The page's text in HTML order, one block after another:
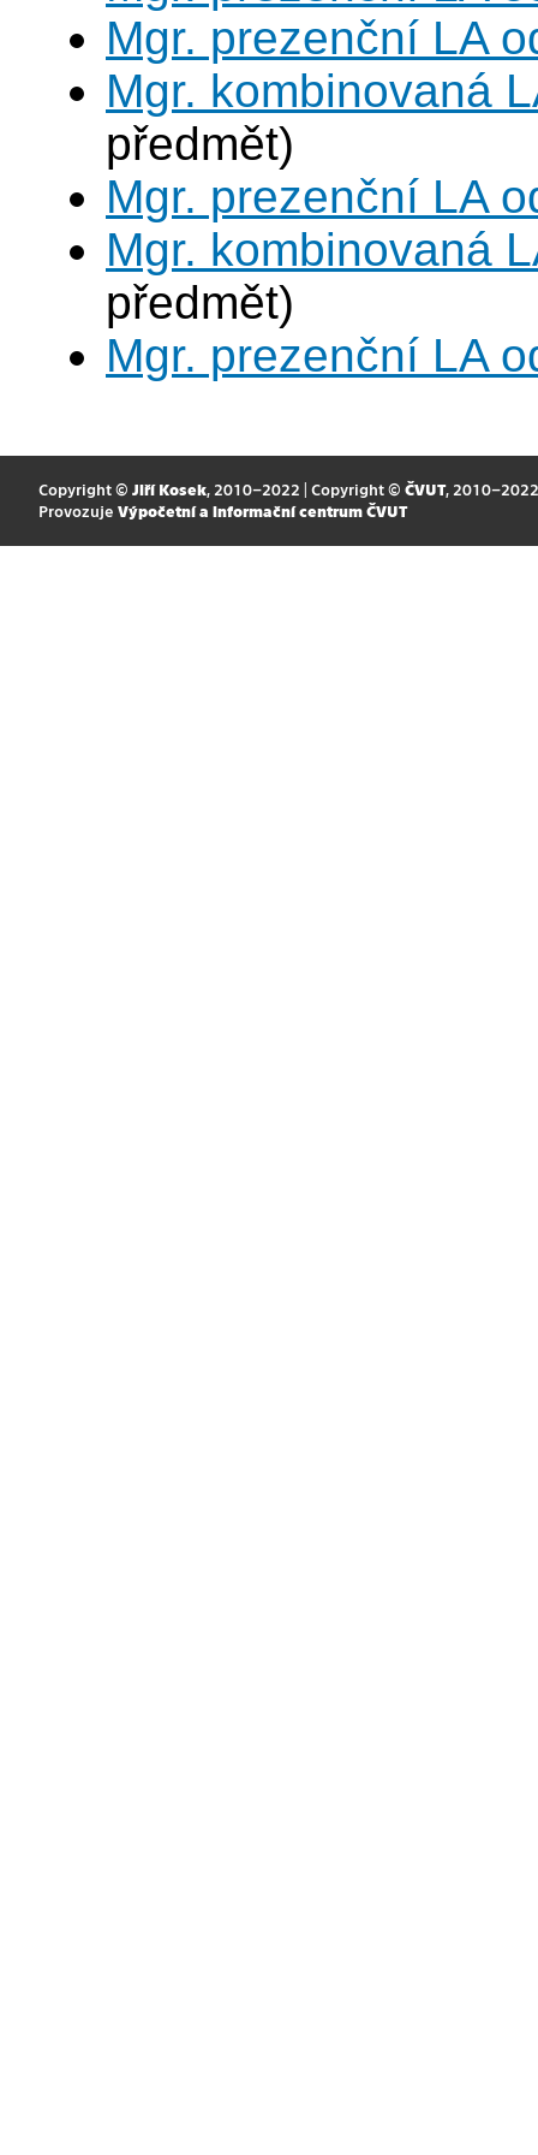
Mgr. prezenční LA
Mgr. kombinovaná
předmět)
Mgr. prezenční LA
Mgr. kombinovaná
předmět)
Mgr. prezenční LA
Copyright © Jiří Kosek, 2010–2022 | Copyright © ČVUT, 2010–2022
Provozuje Výpočetní a informační centrum ČVUT